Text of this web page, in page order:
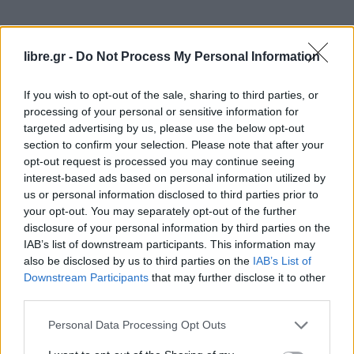
libre.gr - Do Not Process My Personal Information
If you wish to opt-out of the sale, sharing to third parties, or
processing of your personal or sensitive information for
targeted advertising by us, please use the below opt-out
section to confirm your selection. Please note that after your
opt-out request is processed you may continue seeing
interest-based ads based on personal information utilized by
us or personal information disclosed to third parties prior to
your opt-out. You may separately opt-out of the further
disclosure of your personal information by third parties on the
IAB’s list of downstream participants. This information may
also be disclosed by us to third parties on the IAB’s List of
Downstream Participants that may further disclose it to other
Personal Data Processing Opt Outs